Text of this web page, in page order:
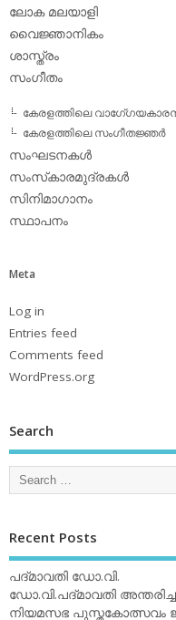
ലോക മലയാളി
വൈജ്ഞാനികം
ശാസ്ത്രം
സംഗീതം
കേരളത്തിലെ
കേരളത്തിലെ സംഗീതജ്ഞര്‍
സംഘടനകള്‍
സംസ്‌കാരമുദ്രകള്‍
സിനിമാഗാനം
സ്ഥാപനം
Meta
Log in
Entries feed
Comments feed
WordPress.org
Search
Recent Posts
പദ്മാവതി ഡോ.വി.
ഡോ.വി.പദ്മാവതി
നിയമസഭ പുസ്തകോത്സവം